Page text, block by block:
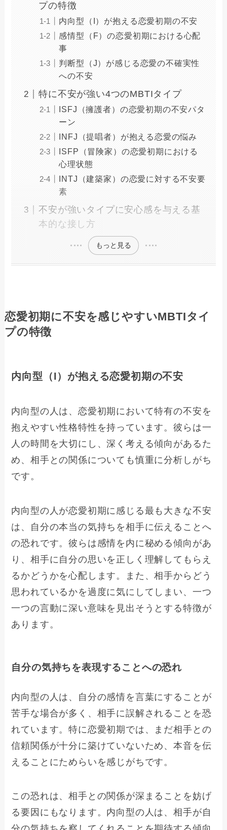
プの特徴
内向型（I）が抱える恋愛初期の不安
感情型（F）の恋愛初期における心配
事
判断型（J）が感じる恋愛の不確実性
への不安
特に不安が強い4つのMBTIタイプ
ISFJ（擁護者）の恋愛初期の不安パタ
ーン
INFJ（提唱者）が抱える恋愛の悩み
ISFP（冒険家）の恋愛初期における
心理状態
INTJ（建築家）の恋愛に対する不安要
素
不安が強いタイプに安心感を与える基
本的な接し方
もっと見る
恋愛初期に不安を感じやすいMBTIタイ
プの特徴
内向型（I）が抱える恋愛初期の不安
内向型の人は、恋愛初期において特有の不安を
抱えやすい性格特性を持っています。彼らは一
人の時間を大切にし、深く考える傾向があるた
め、相手との関係についても慎重に分析しがち
です。
内向型の人が恋愛初期に感じる最も大きな不安
は、自分の本当の気持ちを相手に伝えることへ
の恐れです。彼らは感情を内に秘める傾向があ
り、相手に自分の思いを正しく理解してもらえ
るかどうかを心配します。また、相手からどう
思われているかを過度に気にしてしまい、一つ
一つの言動に深い意味を見出そうとする特徴が
あります。
自分の気持ちを表現することへの恐れ
内向型の人は、自分の感情を言葉にすることが
苦手な場合が多く、相手に誤解されることを恐
れています。特に恋愛初期では、まだ相手との
信頼関係が十分に築けていないため、本音を伝
えることにためらいを感じがちです。
この恐れは、相手との関係が深まることを妨げ
る要因にもなります。内向型の人は、相手が自